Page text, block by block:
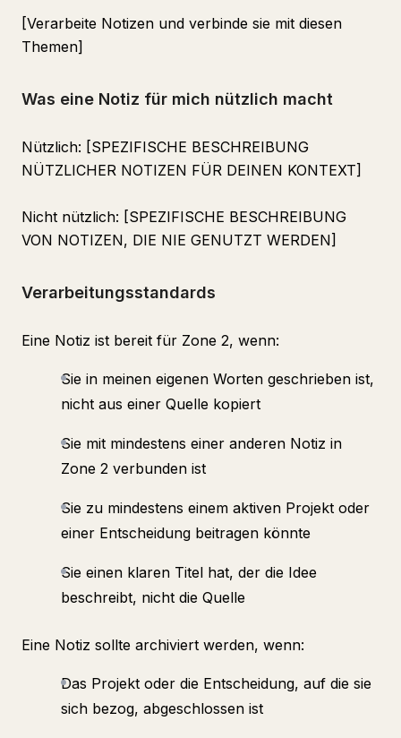
[Verarbeite Notizen und verbinde sie mit diesen
Themen]
Was eine Notiz für mich nützlich macht
Nützlich: [SPEZIFISCHE BESCHREIBUNG
NÜTZLICHER NOTIZEN FÜR DEINEN KONTEXT]
Nicht nützlich: [SPEZIFISCHE BESCHREIBUNG
VON NOTIZEN, DIE NIE GENUTZT WERDEN]
Verarbeitungsstandards
Eine Notiz ist bereit für Zone 2, wenn:
Sie in meinen eigenen Worten geschrieben ist,
nicht aus einer Quelle kopiert
Sie mit mindestens einer anderen Notiz in
Zone 2 verbunden ist
Sie zu mindestens einem aktiven Projekt oder
einer Entscheidung beitragen könnte
Sie einen klaren Titel hat, der die Idee
beschreibt, nicht die Quelle
Eine Notiz sollte archiviert werden, wenn:
Das Projekt oder die Entscheidung, auf die sie
sich bezog, abgeschlossen ist